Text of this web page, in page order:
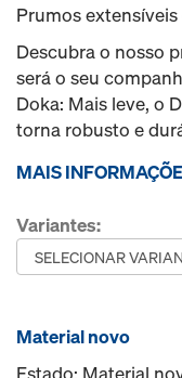
Prumos extensíveis
Descubra o nosso
será o seu
Doka: Mais leve, o
torna robusto e
MAIS
Variantes:
Material novo